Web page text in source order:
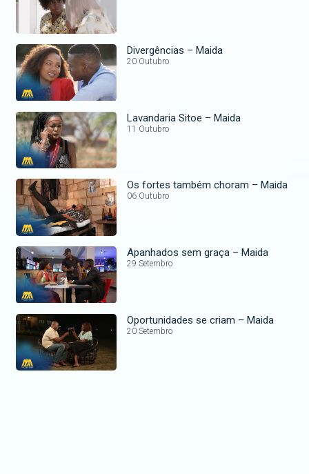
Divergências – Maida
20 Outubro
Lavandaria Sitoe – Maida
11 Outubro
Os fortes também choram – Maida
06 Outubro
Apanhados sem graça – Maida
29 Setembro
Oportunidades se criam – Maida
20 Setembro